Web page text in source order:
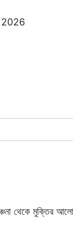
2026
চেতনায়
থেকে মুক্তির